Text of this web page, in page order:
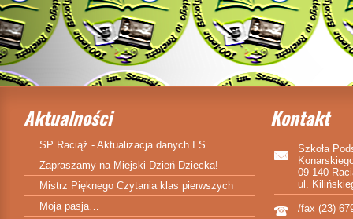
Aktualności
SP Raciąż - Aktualizacja danych I.S.
Zapraszamy na Miejski Dzień Dziecka!
Mistrz Pięknego Czytania klas pierwszych
Moja pasja…
Kontakt
Szkoła
09-140
ul.
/fax (23)